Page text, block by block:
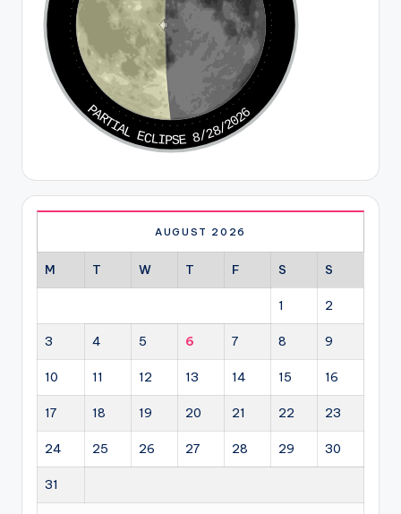
PARTIAL ECLIPSE 8/28/2026
AUGUST 2026
M T W T F S S
1 2
3 4 5 6 7 8 9
10 11 12 13 14 15 16
17 18 19 20 21 22 23
24 25 26 27 28 29 30
31